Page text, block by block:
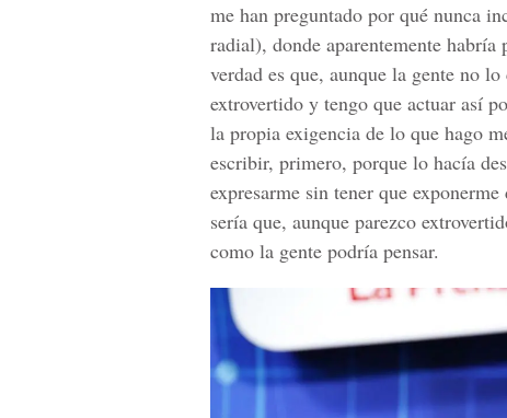
me han preguntado por qué nunca
radial), donde aparentemente habría
verdad es que, aunque la gente no
extrovertido y tengo que actuar así
la propia exigencia de lo que hago
escribir, primero, porque lo hacía
expresarme sin tener que
sería que, aunque parezco
como la gente podría pensar.